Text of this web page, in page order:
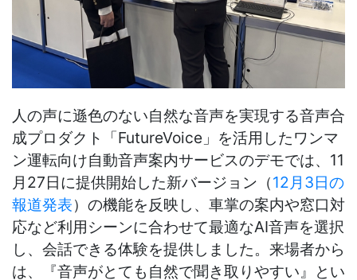
人の声に遜色のない自然な音声を実現する音声合
成プロダクト「FutureVoice 」を活用したワンマ
ン運転向け自動音声案内サービスのデモでは、 11
月 27日に提供開始した新バージョン（12月 3日の
報道発表）の機能を反映し、車掌の案内や窓口対
応など利用シーンに合わせて最適なAI音声を選択
し、会話できる体験を提供しました。来場者から
は、『音声がとても自然で聞き取りやすい』とい